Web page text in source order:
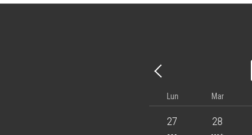
Precedente - Mese
Lun Mar
27
3 events 28
4 events